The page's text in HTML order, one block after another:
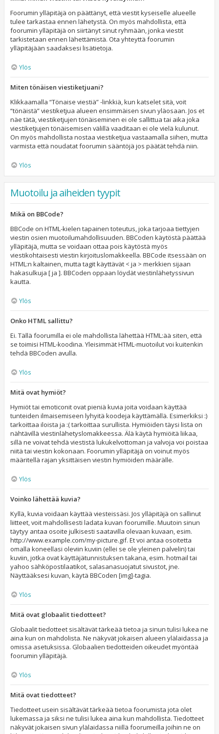
Foorumin ylläpitäjä on päättänyt, että viestit kyseiselle alueelle
tulee tarkastaa ennen lähetystä. On myös mahdollista, että
foorumin ylläpitäjä on siirtänyt sinut ryhmään, jonka viestit
tarkistetaan ennen lähettämistä. Ota yhteyttä foorumin
ylläpitäjään saadaksesi lisätietoja.
Ylös
Miten tönäisen viestiketjuani?
Klikkaamalla “Tönaise viestiä” -linkkiä, kun katselet sitä, voit
“tönäistä” viestiketjua alueen ensimmäisen sivun yläosaan. Jos et
näe tätä, viestiketjujen tönäiseminen ei ole sallittua tai aika joka
viestiketjujen tönäisemisen välillä vaaditaan ei ole vielä kulunut.
On myös mahdollista nostaa viestiketjua vastaamalla siihen, mutta
varmista että noudatat foorumin sääntöjä jos päätät tehdä niin.
Ylös
Muotoilu ja aiheiden tyypit
Mikä on BBCode?
BBCode on HTML-kielen tapainen toteutus, joka tarjoaa tiettyjen
viestin osien muotoilumahdollisuuden. BBCoden käytöstä päättää
ylläpitäjä, mutta se voidaan ottaa pois käytöstä myös
viestikohtaisesti viestin kirjoituslomakkeella. BBCode itsessään on
HTML:n kaltainen, mutta tagit käyttävät < ja > merkkien sijaan
hakasulkuja [ ja ]. BBCoden oppaan löydät viestinlähetyssivun
kautta.
Ylös
Onko HTML sallittu?
Ei. Tällä foorumilla ei ole mahdollista lähettää HTML:ää siten, että
se toimisi HTML-koodina. Yleisimmät HTML-muotoilut voi kuitenkin
tehdä BBCoden avulla.
Ylös
Mitä ovat hymiöt?
Hymiöt tai emoticonit ovat pieniä kuvia joita voidaan käyttää
tunteiden ilmaisemiseen lyhyitä koodeja käyttämällä. Esimerkiksi :)
tarkoittaa iloista ja :( tarkoittaa surullista. Hymiöiden täysi lista on
nähtävillä viestinlähetyslomakkeessa. Älä käytä hymiöitä liikaa,
sillä ne voivat tehdä viestistä lukukelvottoman ja valvoja voi poistaa
niitä tai viestin kokonaan. Foorumin ylläpitäjä on voinut myös
määritellä rajan yksittäisen viestin hymiöiden määrälle.
Ylös
Voinko lähettää kuvia?
Kyllä, kuvia voidaan käyttää viesteissäsi. Jos ylläpitäjä on sallinut
liitteet, voit mahdollisesti ladata kuvan foorumille. Muutoin sinun
täytyy antaa osoite julkisesti saatavilla olevaan kuvaan, esim.
http://www.example.com/my-picture.gif. Et voi antaa osoitetta
omalla koneellasi oleviin kuviin (ellei se ole yleinen palvelin) tai
kuviin, jotka ovat käyttäjätunnistuksen takana, esim. hotmail tai
yahoo sähköpostilaatikot, salasanasuojatut sivustot, jne.
Näyttääksesi kuvan, käytä BBCoden [img]-tagia.
Ylös
Mitä ovat globaalit tiedotteet?
Globaalit tiedotteet sisältävät tärkeää tietoa ja sinun tulisi lukea ne
aina kun on mahdolista. Ne näkyvät jokaisen alueen ylälaidassa ja
omissa asetuksissa. Globaalien tiedotteiden oikeudet myöntää
foorumin ylläpitäjä.
Ylös
Mitä ovat tiedotteet?
Tiedotteet usein sisältävät tärkeää tietoa foorumista jota olet
lukemassa ja siksi ne tulisi lukea aina kun mahdollista. Tiedotteet
näkyvät jokaisen sivun ylälaidassa niillä foorumeilla joihin ne on